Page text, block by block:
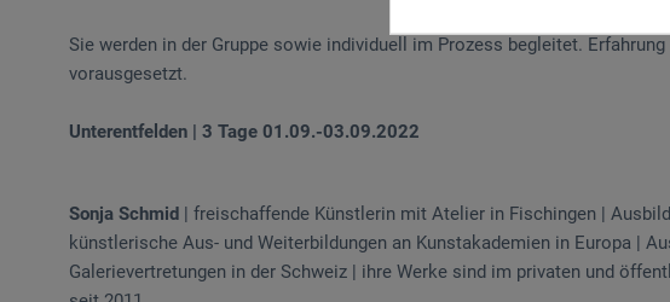
Sie werden in der Gruppe sowie individuell im Prozess begleitet.
vorausgesetzt.
Unterentfelden | 3 Tage 01.09.-03.09.2022
Sonja Schmid | freischaffende Künstlerin mit Atelier in Fischingen |
künstlerische Aus- und Weiterbildungen an Kunstakademien in Europa |
Galerievertretungen in der Schweiz | ihre Werke sind im privaten und